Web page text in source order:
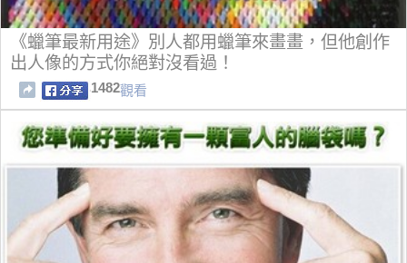
《蠟筆最新用途》別人都用蠟筆來畫畫，但他創作
出人像的方式你絕對沒看過！
1482觀看